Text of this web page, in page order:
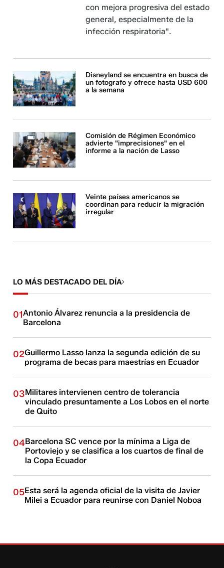
con mejora progresiva del estado
general, especialmente de la
infección respiratoria".
Disneyland se encuentra en busca de
un fotografo y ofrece hasta USD 600
a la semana
Comisión de Régimen Económico
advierte "imprecisiones" en el
informe a la nación de Lasso
Veinte países americanos se
coordinan para reducir la migración
irregular
LO MÁS DESTACADO DEL DÍA
01Antonio Álvarez renuncia a la presidencia de
Barcelona
02Guillermo Lasso lanza la segunda edición de su
programa de becas para maestrías en Ecuador
03Militares intervienen centro de tolerancia
vinculado presuntamente a Los Lobos en el norte
de Quito
04Barcelona SC vence por la mínima a Liga de
Portoviejo y se clasifica a los cuartos de final de
la Copa Ecuador
05Esta será la agenda oficial de la visita de Javier
Milei a Ecuador para reunirse con Daniel Noboa